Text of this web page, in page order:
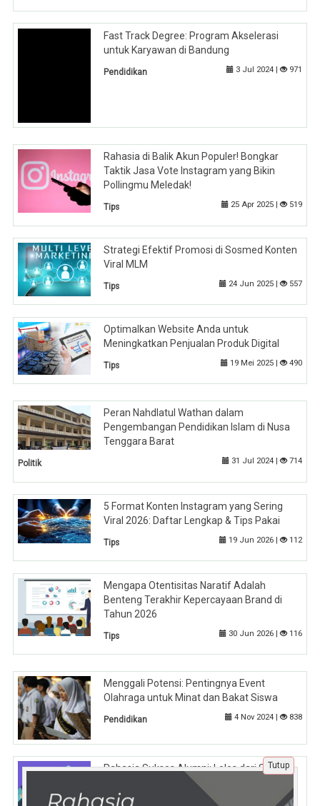
Fast Track Degree: Program Akselerasi
untuk Karyawan di Bandung
Pendidikan 3 Jul 2024 | 971
Rahasia di Balik Akun Populer! Bongkar
Taktik Jasa Vote Instagram yang Bikin
Pollingmu Meledak!
Tips 25 Apr 2025 | 519
Strategi Efektif Promosi di Sosmed Konten
Viral MLM
Tips 24 Jun 2025 | 557
Optimalkan Website Anda untuk
Meningkatkan Penjualan Produk Digital
Tips 19 Mei 2025 | 490
Peran Nahdlatul Wathan dalam
Pengembangan Pendidikan Islam di Nusa
Tenggara Barat
Politik 31 Jul 2024 | 714
5 Format Konten Instagram yang Sering
Viral 2026: Daftar Lengkap & Tips Pakai
Tips 19 Jun 2026 | 112
Mengapa Otentisitas Naratif Adalah
Benteng Terakhir Kepercayaan Brand di
Tahun 2026
Tips 30 Jun 2026 | 116
Menggali Potensi: Pentingnya Event
Olahraga untuk Minat dan Bakat Siswa
Pendidikan 4 Nov 2024 | 838
Rahasia Sukses Alumni: Lolos dari STAN
dengan Tryout Online STAN Seleksi
Administrasi Hingga Tahap Ujian Akademik
Tutup